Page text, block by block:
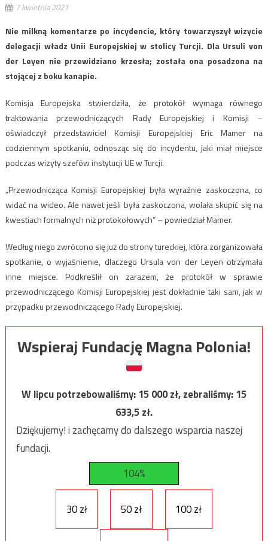
7 kwietnia 2021
Nie milkną komentarze po incydencie, który towarzyszył wizycie
delegacji władz Unii Europejskiej w stolicy Turcji. Dla Ursuli von
der Leyen nie przewidziano krzesła; została ona posadzona na
stojącej z boku kanapie.
Komisja Europejska stwierdziła, że ​​protokół wymaga równego
traktowania przewodniczących Rady Europejskiej i Komisji –
oświadczył przedstawiciel Komisji Europejskiej Eric Mamer na
codziennym spotkaniu, odnosząc się do incydentu, jaki miał miejsce
podczas wizyty szefów instytucji UE w Turcji.
„Przewodnicząca Komisji Europejskiej była wyraźnie zaskoczona, co
widać na wideo. Ale nawet jeśli była zaskoczona, wolała skupić się na
kwestiach formalnych niż protokołowych” – powiedział Mamer.
Według niego zwrócono się już do strony tureckiej, która zorganizowała
spotkanie, o wyjaśnienie, dlaczego Ursula von der Leyen otrzymała
inne miejsce. Podkreślił on zarazem, że protokół w sprawie
przewodniczącego Komisji Europejskiej jest dokładnie taki sam, jak w
przypadku przewodniczącego Rady Europejskiej.
Wspieraj Fundację Magna Polonia!
W lipcu potrzebowaliśmy:15 000zł, zebraliśmy:15
633,5zł.
Dziękujemy! i zachęcamy do dalszego wsparcia naszej
fundacji.
104%
30 zł 50 zł 100 zł